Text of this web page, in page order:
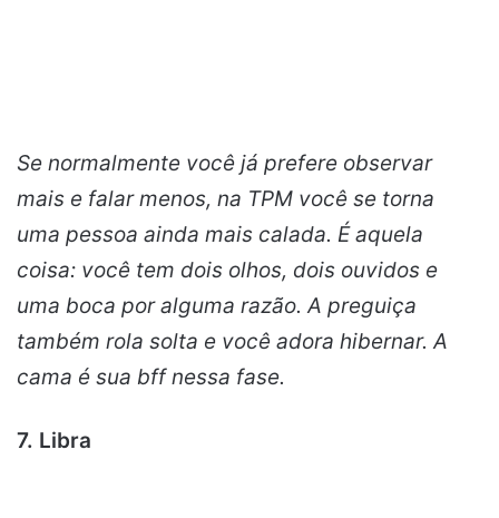
Se normalmente você já prefere observar
mais e falar menos, na TPM você se torna
uma pessoa ainda mais calada. É aquela
coisa: você tem dois olhos, dois ouvidos e
uma boca por alguma razão. A preguiça
também rola solta e você adora hibernar. A
cama é sua bff nessa fase.
7. Libra